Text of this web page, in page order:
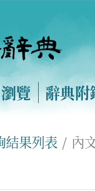
覽 辭典附
結果列表 內